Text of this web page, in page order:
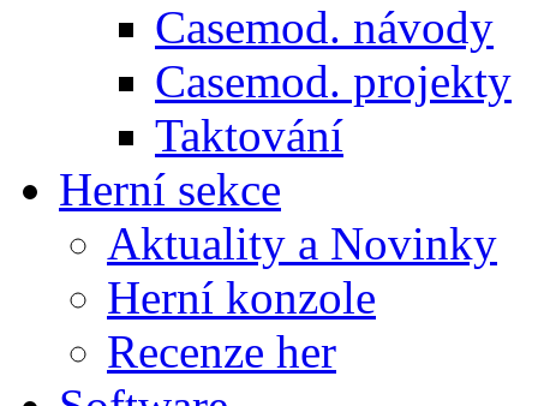
Casemod. návody
Casemod. projekty
Taktování
Herní sekce
Aktuality a Novinky
Herní konzole
Recenze her